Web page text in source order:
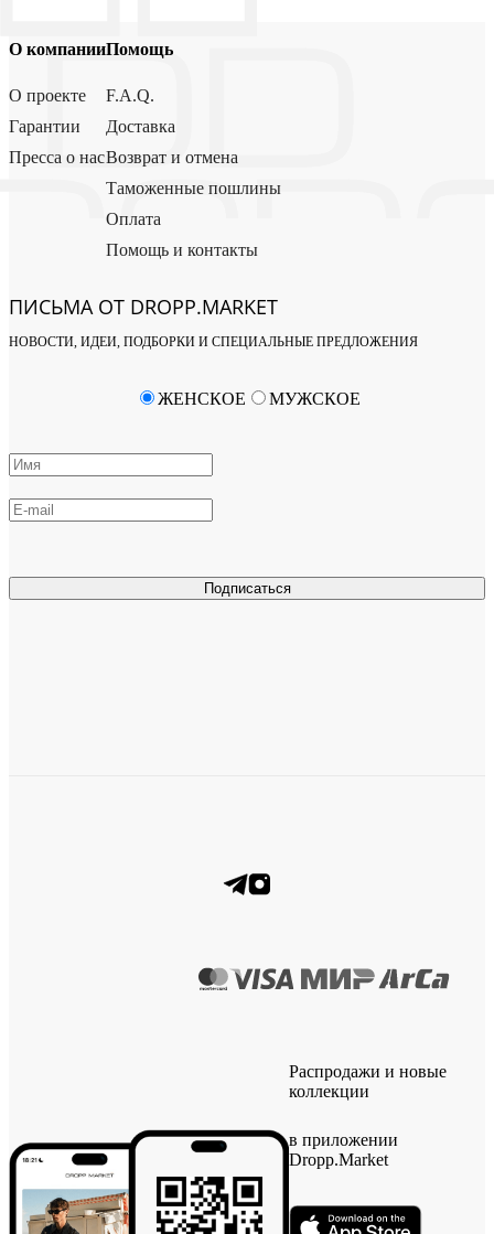
О компании
О проекте
Гарантии
Пресса о нас
Помощь
F.A.Q.
Доставка
Возврат и отмена
Таможенные пошлины
Оплата
Помощь и контакты
ПИСЬМА ОТ DROPP.MARKET
НОВОСТИ, ИДЕИ, ПОДБОРКИ И СПЕЦИАЛЬНЫЕ ПРЕДЛОЖЕНИЯ
Подписаться
ЖЕНСКОЕ МУЖСКОЕ
Распродажи и новые
коллекции
в приложении
Dropp.Market